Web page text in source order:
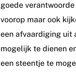
goede
voorop maar ook
een afvaardiging uit
mogelijk te dienen
een steentje te